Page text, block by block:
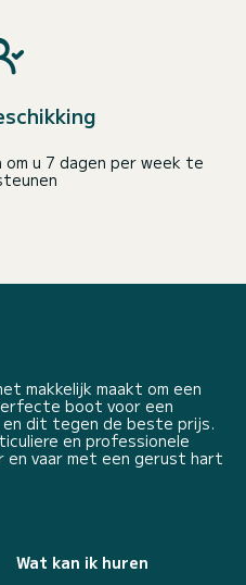
om u 7 dagen per week te
makkelijk maakt om een
boot voor een
dit tegen de beste prijs.
en professionele
vaar met een gerust hart
Wat kan ik huren